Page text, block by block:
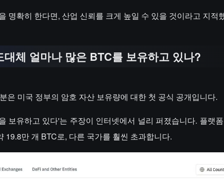
명확히 한다면, 산업 신뢰를 크게 높일 수 있을 것이라고 지적
체 얼마나 많은 BTC를 보유하고 있나?
은 미국 정부의 암호 자산 보유량에 대한 첫 공식 공개입니다.
보유하고 있다'는 주장이 인터넷에서 널리 퍼졌습니다. 플랫
만 개 BTC로, 다른 국가를 훨씬 초과합니다.